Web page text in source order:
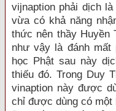
vijnaption phải dịch
vừa có khả năng
thức nên thầy Huyền
như vậy là đánh mất
học Phật sau này
thiếu đó. Trong Duy
vinaption này được
chỉ được dùng có một